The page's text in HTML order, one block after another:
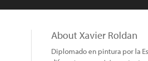
About Xavier Roldan
Diplomado en pintura por la